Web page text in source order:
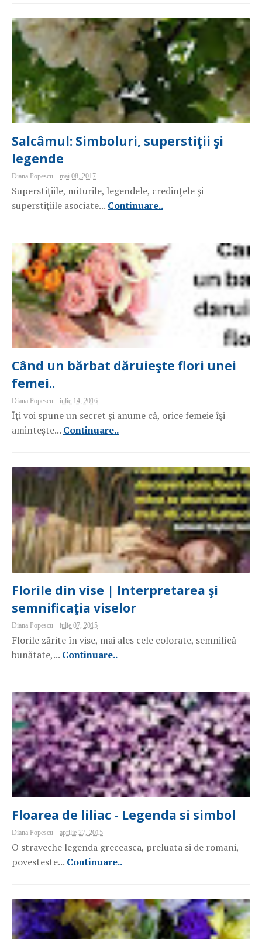
Salcâmul: Simboluri, superstiţii şi
legende
Diana Popescu mai 08, 2017
Superstiţiile, miturile, legendele, credinţele şi
superstiţiile asociate... Continuare..
Când un bărbat dăruieşte flori unei
femei..
Diana Popescu iulie 14, 2016
Îţi voi spune un secret şi anume că, orice femeie îşi
aminteşte... Continuare..
Florile din vise | Interpretarea şi
semnificaţia viselor
Diana Popescu iulie 07, 2015
Florile zărite în vise, mai ales cele colorate, semnifică
bunătate,... Continuare..
Floarea de liliac - Legenda si simbol
Diana Popescu aprilie 27, 2015
O straveche legenda greceasca, preluata si de romani,
povesteste... Continuare..